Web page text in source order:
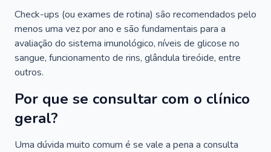
Check-ups (ou exames de rotina) são recomendados pelo
menos uma vez por ano e são fundamentais para a
avaliação do sistema imunológico, níveis de glicose no
sangue, funcionamento de rins, glândula tireóide, entre
outros.
Por que se consultar com o clínico
geral?
Uma dúvida muito comum é se vale a pena a consulta